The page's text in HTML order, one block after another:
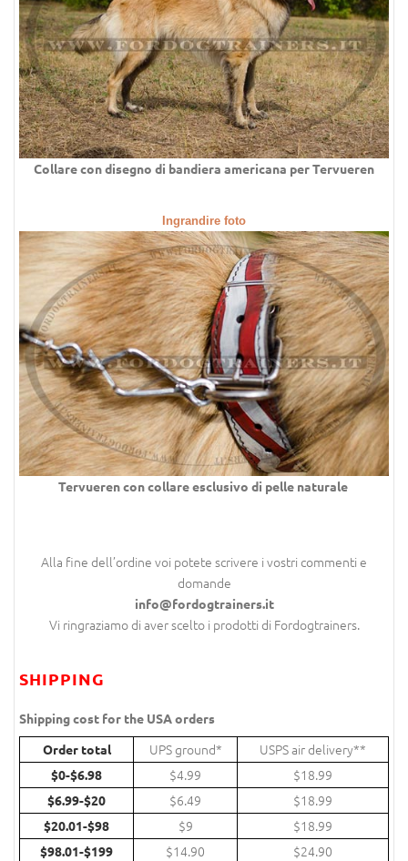
Collare con disegno di bandiera americana per Tervueren
Ingrandire foto
Tervueren con collare esclusivo di pelle naturale
Alla fine dell’ordine voi potete scrivere i vostri commenti e
domande
info@fordogtrainers.it
Vi ringraziamo di aver scelto i prodotti di Fordogtrainers.
SHIPPING
Shipping cost for the USA orders
Order total
UPS ground* USPS air delivery**
$0-$6.98 $4.99 $18.99
$6.99-$20 $6.49 $18.99
$20.01-$98 $9 $18.99
$98.01-$199 $14.90 $24.90